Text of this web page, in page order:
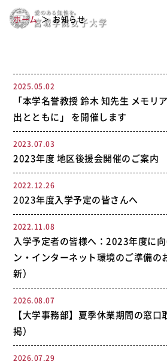
女
子
大
学
お知らせ
ホーム お知らせ
2025.05.02
「本学名誉教授 鈴木 知先生 メモリ
出とともに」 を開催します
2023.07.03
2023年度 地区後援会開催のご案内
2022.12.26
2023年度入学予定の皆さんへ
2022.11.08
入学予定者の皆様へ：2023年度に
ン・インターネット環境のご準備の
新）
2026.08.07
【大学事務部】夏季休業期間の窓
掲）
2026.07.29